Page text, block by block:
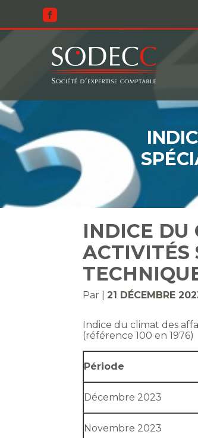
au
INDICE DU
ACTIVITÉS
Par |21 DÉCEMBRE
Indice du climat des
(référence 100 en 1976)
Période
Décembre 2023
Novembre 2023